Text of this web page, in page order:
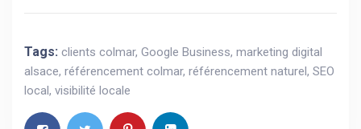
Tags: clients colmar, Google Business, marketing digital
alsace, référencement colmar, référencement naturel , SEO
local, visibilité locale